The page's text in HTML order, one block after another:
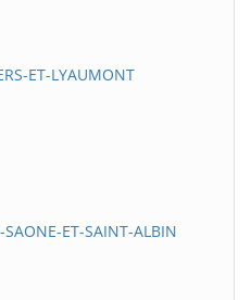
ET-LYAUMONT
ET-SAINT-ALBIN